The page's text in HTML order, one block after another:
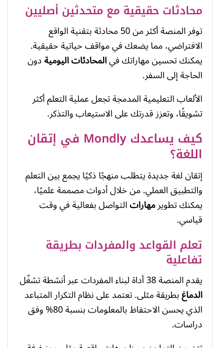
محادثات حقيقية مع متحدثين أصليين
توفر المنصة أكثر من 50 محادثة بتقنية الواقع
الافتراضي، مما يضعك في مواقف حياتية حقيقية.
يمكنك تحسين مهاراتك فيالمحادثات اليوميةدون
الحاجة إلى السفر.
الألعاب التعليمية المدمجة تجعل عملية التعلم أكثر
تشويقًا، وتعزز قدرتك على الاستيعاب والتذكر.
كيف يساعدك Mondly في إتقان
اللغة؟
إتقان لغة جديدة يتطلب منهجًا ذكيًا يجمع بين التعلم
والتطبيق العملي. من خلال أدوات مصممة علميًا،
يمكنك تطويرمهاراتالتواصل بفعالية في وقت
قياسي.
تعلم القواعد والمفردات بطريقة
تفاعلية
يقدم المنصة 38 أداة لبناء المفردات عبر أنشطة تشغّل
الدماغبطريقة مثلى. تعتمد على نظام التكرار المتباعد
الذي يحسن الاحتفاظ بالمعلومات بنسبة 80% وفق
دراسات.